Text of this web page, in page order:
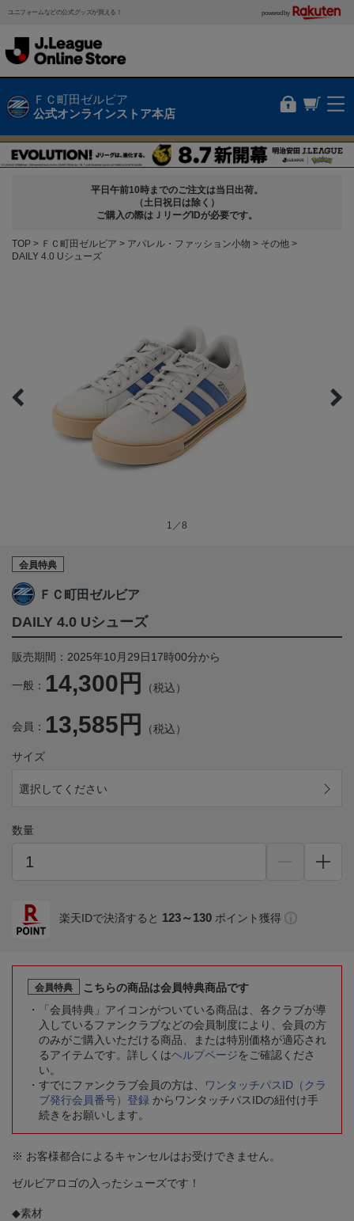
ユニフォームなどの公式グッズが買える！ powered by
ＦＣ町田ゼルビア
公式オンラインストア本店
平日午前10時までのご注文は当日出荷。
（土日祝日は除く）
ご購入の際はＪリーグIDが必要です。
TOP ＦＣ町田ゼルビア アパレル・ファッション小物
その他
DAILY 4.0 Uシューズ
1／8
会員特典
ＦＣ町田ゼルビア
DAILY 4.0 Uシューズ
販売期間：2025年10月29日17時00分から
一般： 14,300円 （税込）
会員： 13,585円 （税込）
サイズ
選択してください
数量
楽天IDで決済すると 123～130 ポイント獲得
会員特典
こちらの商品は会員特典商品です
「会員特典」アイコンがついている商品は、各クラブが導
入しているファンクラブなどの会員制度により、会員の方
のみがご購入いただける商品、または特別価格が適応され
るアイテムです。詳しくはヘルプページをご確認くださ
い。
すでにファンクラブ会員の方は、
ワンタッチパスID（クラ
ブ発行会員番号）登録 からワンタッチパスIDの紐付け手
続きをお願いします。
※ お客様都合によるキャンセルはお受けできません。
ゼルビアロゴの入ったシューズです！
◆素材